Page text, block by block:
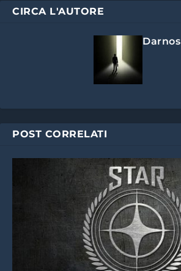
CIRCA L'AUTORE
Darnos
POST CORRELATI